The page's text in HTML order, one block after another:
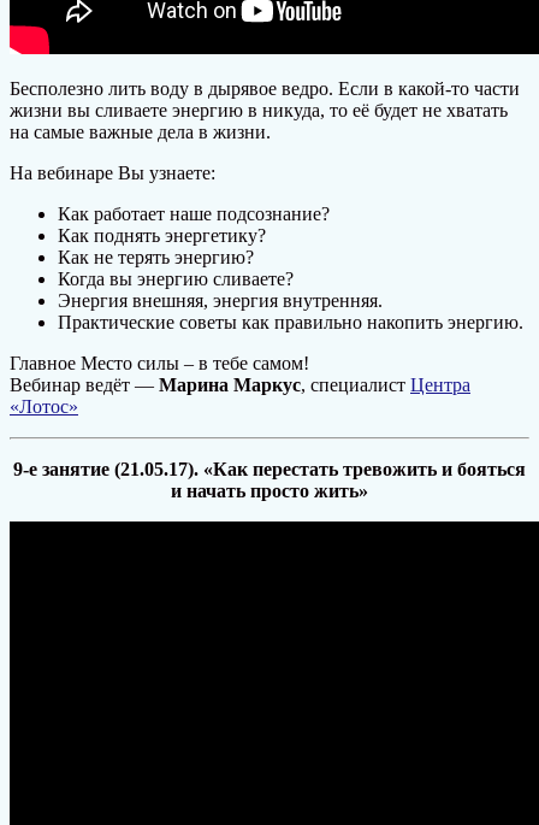
Бесполезно лить воду в дырявое ведро. Если в какой-то части
жизни вы сливаете энергию в никуда, то её будет не хватать
на самые важные дела в жизни.
На вебинаре Вы узнаете:
Как работает наше подсознание?
Как поднять энергетику?
Как не терять энергию?
Когда вы энергию сливаете?
Энергия внешняя, энергия внутренняя.
Практические советы как правильно накопить энергию.
Главное Место силы – в тебе самом!
Вебинар ведёт — Марина Маркус, специалист Центра
«Лотос»
9-е занятие (21.05.17). «Как перестать тревожить и бояться
и начать просто жить»